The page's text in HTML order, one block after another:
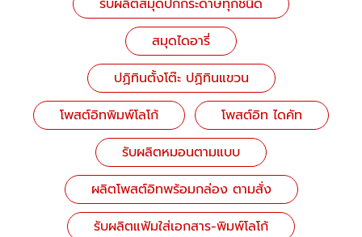
รับผลิตสมุดปกกระดาษทุกชนิด
สมุดไดอารี่
ปฏิทินตั้งโต๊ะ ปฏิทินแขวน
โพสต์อิทพิมพ์โลโก้
โพสต์อิท ไดคัท
รับผลิตหมอนตามแบบ
ผลิตโพสต์อิทพร้อมกล่อง ตามสั่ง
รับผลิตแฟ้มใส่เอกสาร-พิมพ์โลโก้